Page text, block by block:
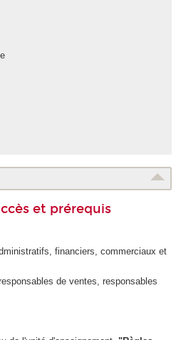
et prérequis
financiers, commerciaux et
de ventes, responsables